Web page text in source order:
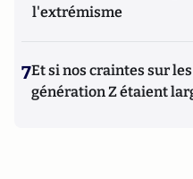
l'extrémisme
7Et si nos craintes sur
génération Z étaient